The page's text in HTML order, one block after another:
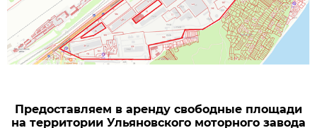
Предоставляем в аренду свободные площади
на территории Ульяновского моторного завода